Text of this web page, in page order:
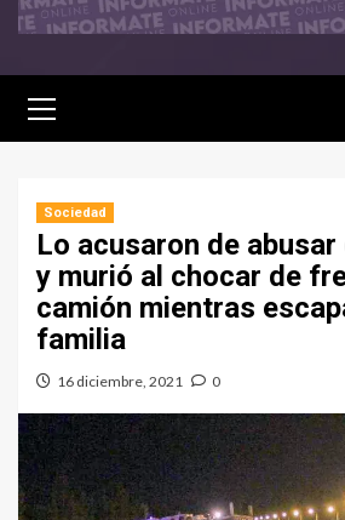
Sociedad
Lo acusaron de
y murió al chocar de
camión mientras
familia
16 diciembre, 2021 0